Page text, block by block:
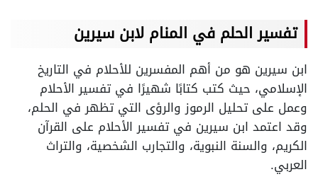
تفسير الحلم في المنام لابن سيرين
ابن سيرين هو من أهم المفسرين للأحلام في التاريخ
الإسلامي، حيث كتب كتابًا شهيرًا في تفسير الأحلام
وعمل على تحليل الرموز والرؤى التي تظهر في الحلم،
وقد اعتمد ابن سيرين في تفسير الأحلام على القرآن
الكريم، والسنة النبوية، والتجارب الشخصية، والتراث
العربي.